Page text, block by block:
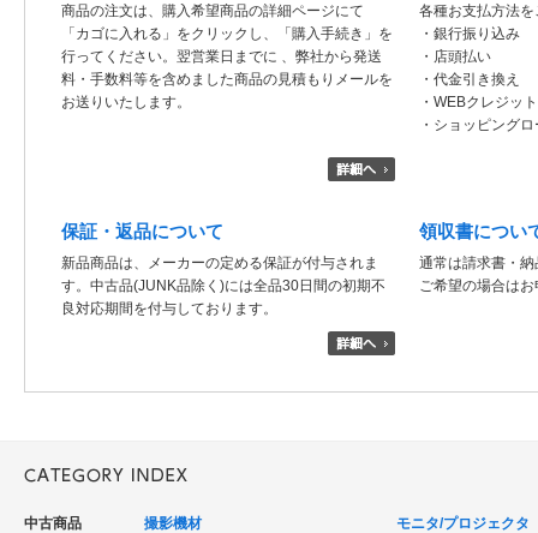
商品の注文は、購入希望商品の詳細ページにて
「カゴに入れる」をクリックし、「購入手続き」を
行ってください。翌営業日までに 、弊社から発送
料・手数料等を含めました商品の見積もりメールを
お送りいたします。
各種お支払方法
・銀行振り込み
・店頭払い
・代金引き換え
・WEBクレジッ
・ショッピング
保証・返品について
新品商品は、メーカーの定める保証が付与されま
す。中古品(JUNK品除く)には全品30日間の初期不
良対応期間を付与しております。
領収書につい
通常は請求書・
ご希望の場合は
中古商品 撮影機材 モニタ/プロジェクタ